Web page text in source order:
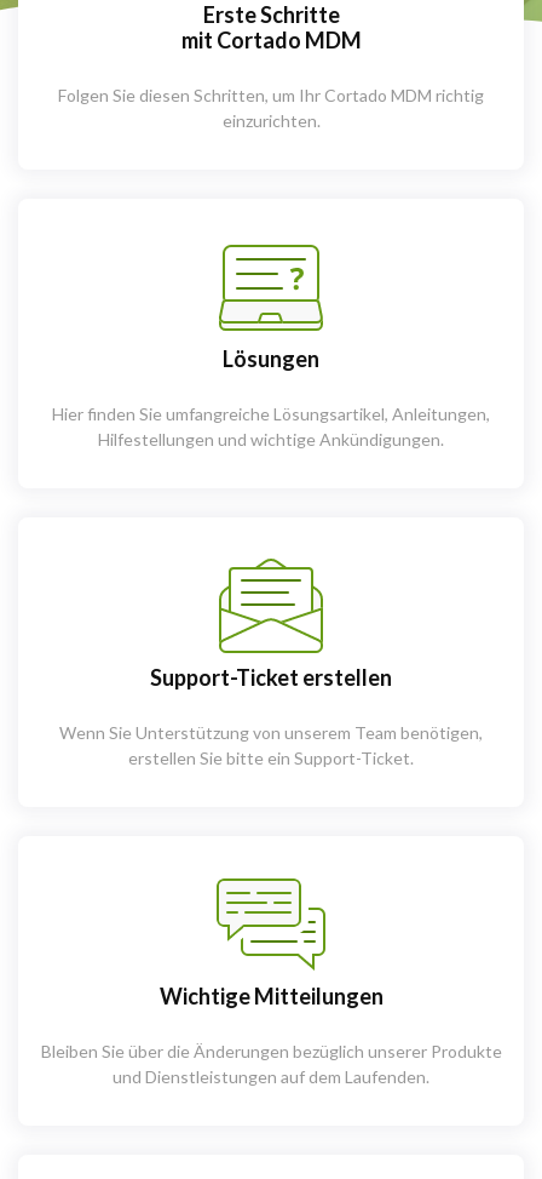
Erste Schritte
mit Cortado MDM
Folgen Sie diesen Schritten, um Ihr Cortado MDM richtig
einzurichten.
Lösungen
Hier finden Sie umfangreiche Lösungsartikel, Anleitungen,
Hilfestellungen und wichtige Ankündigungen.
Support-Ticket erstellen
Wenn Sie Unterstützung von unserem Team benötigen,
erstellen Sie bitte ein Support-Ticket.
Wichtige Mitteilungen
Bleiben Sie über die Änderungen bezüglich unserer Produkte
und Dienstleistungen auf dem Laufenden.